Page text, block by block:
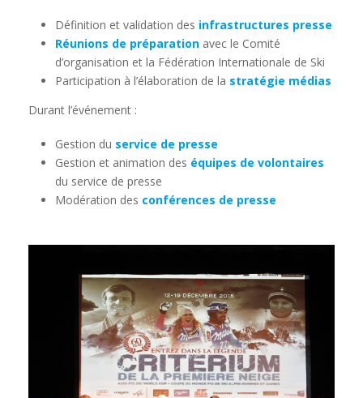
Définition et validation des infrastructures presse
Réunions de préparationavec le Comité
d’organisation et la Fédération Internationale de Ski
Participation à l’élaboration de la stratégie médias
Durant l’événement :
Gestion du service de presse
Gestion et animation des équipes de volontaires
du service de presse
Modération des conférences de presse